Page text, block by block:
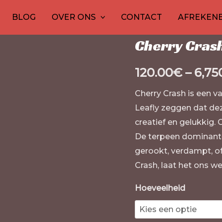
BLOG OVER ONS CONTACT
Cherry
120.00€ –
Cherry Crash is een
Leafly zeggen dat
creatief en gelukkig.
De terpeen
gerookt, verdampt,
Crash, laat het ons
Hoeveelheid
Crashers
aantal
product
product
producten
producten
producten